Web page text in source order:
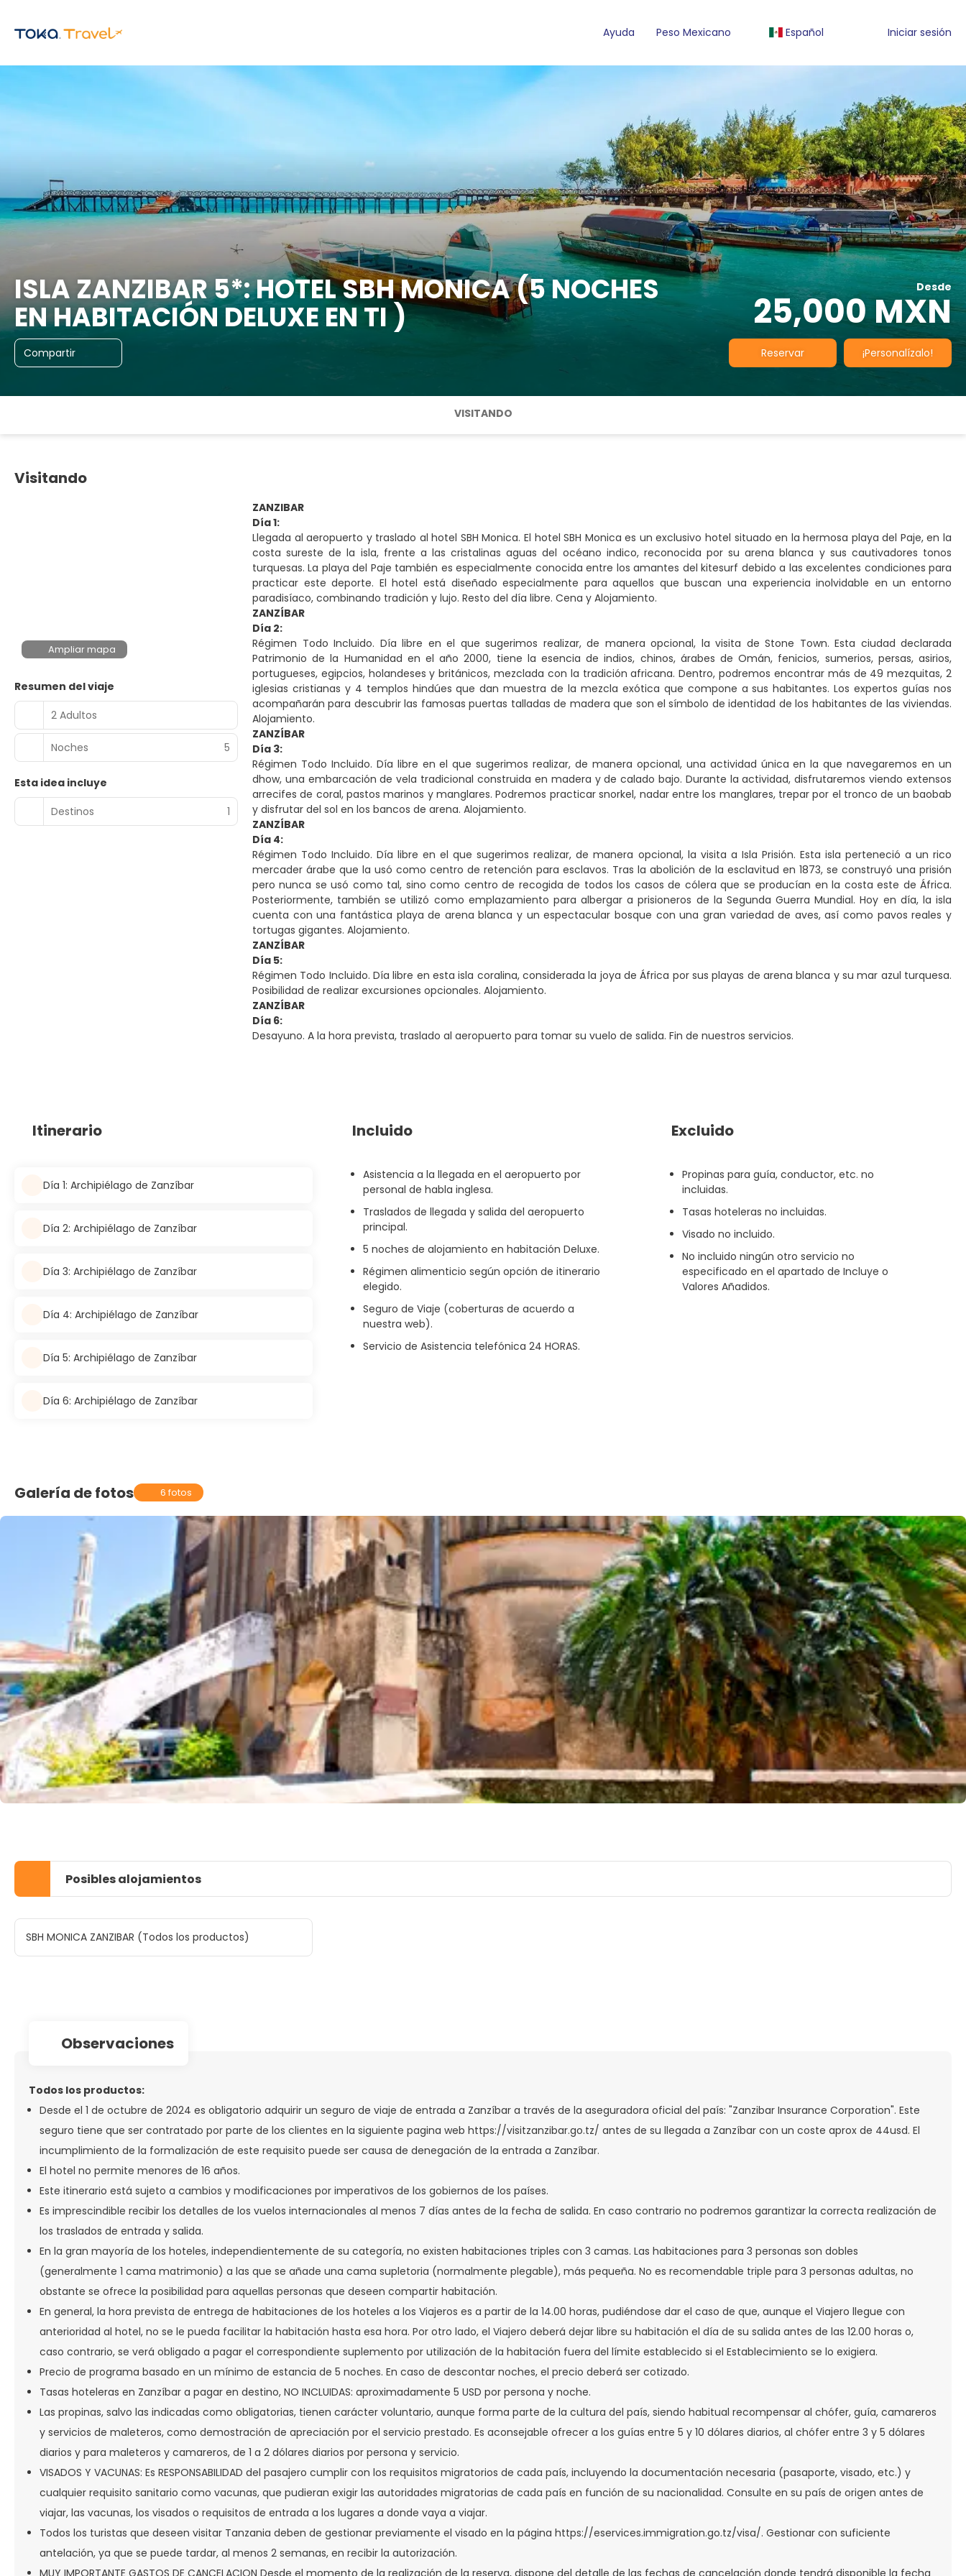
Ayuda Peso Mexicano Español Iniciar sesión
ISLA ZANZIBAR 5*: HOTEL SBH MONICA (5 NOCHES
EN HABITACIÓN DELUXE EN TI )
Desde
25,000 MXN
Compartir Reservar ¡Personalízalo!
VISITANDO
Visitando
Ampliar mapa
Resumen del viaje
2 Adultos
Noches 5
Esta idea incluye
Destinos
1
ZANZIBAR
Día 1:
Llegada al aeropuerto y traslado al hotel SBH Monica. El hotel SBH Monica es un exclusivo hotel situado en la hermosa playa del Paje, en la
costa sureste de la isla, frente a las cristalinas aguas del océano indico, reconocida por su arena blanca y sus cautivadores tonos
turquesas. La playa del Paje también es especialmente conocida entre los amantes del kitesurf debido a las excelentes condiciones para
practicar este deporte. El hotel está diseñado especialmente para aquellos que buscan una experiencia inolvidable en un entorno
paradisíaco, combinando tradición y lujo. Resto del día libre. Cena y Alojamiento.
ZANZÍBAR
Día 2:
Régimen Todo Incluido. Día libre en el que sugerimos realizar, de manera opcional, la visita de Stone Town. Esta ciudad declarada
Patrimonio de la Humanidad en el año 2000, tiene la esencia de indios, chinos, árabes de Omán, fenicios, sumerios, persas, asirios,
portugueses, egipcios, holandeses y británicos, mezclada con la tradición africana. Dentro, podremos encontrar más de 49 mezquitas, 2
iglesias cristianas y 4 templos hindúes que dan muestra de la mezcla exótica que compone a sus habitantes. Los expertos guías nos
acompañarán para descubrir las famosas puertas talladas de madera que son el símbolo de identidad de los habitantes de las viviendas.
Alojamiento.
ZANZÍBAR
Día 3:
Régimen Todo Incluido. Día libre en el que sugerimos realizar, de manera opcional, una actividad única en la que navegaremos en un
dhow, una embarcación de vela tradicional construida en madera y de calado bajo. Durante la actividad, disfrutaremos viendo extensos
arrecifes de coral, pastos marinos y manglares. Podremos practicar snorkel, nadar entre los manglares, trepar por el tronco de un baobab
y disfrutar del sol en los bancos de arena. Alojamiento.
ZANZÍBAR
Día 4:
Régimen Todo Incluido. Día libre en el que sugerimos realizar, de manera opcional, la visita a Isla Prisión. Esta isla perteneció a un rico
mercader árabe que la usó como centro de retención para esclavos. Tras la abolición de la esclavitud en 1873, se construyó una prisión
pero nunca se usó como tal, sino como centro de recogida de todos los casos de cólera que se producían en la costa este de África.
Posteriormente, también se utilizó como emplazamiento para albergar a prisioneros de la Segunda Guerra Mundial. Hoy en día, la isla
cuenta con una fantástica playa de arena blanca y un espectacular bosque con una gran variedad de aves, así como pavos reales y
tortugas gigantes. Alojamiento.
ZANZÍBAR
Día 5:
Régimen Todo Incluido. Día libre en esta isla coralina, considerada la joya de África por sus playas de arena blanca y su mar azul turquesa.
Posibilidad de realizar excursiones opcionales. Alojamiento.
ZANZÍBAR
Día 6:
Desayuno. A la hora prevista, traslado al aeropuerto para tomar su vuelo de salida. Fin de nuestros servicios.
Itinerario
Día 1: Archipiélago de Zanzíbar
Día 2: Archipiélago de Zanzíbar
Día 3: Archipiélago de Zanzíbar
Día 4: Archipiélago de Zanzíbar
Día 5: Archipiélago de Zanzíbar
Día 6: Archipiélago de Zanzíbar
Incluido
Asistencia a la llegada en el aeropuerto por
personal de habla inglesa.
Traslados de llegada y salida del aeropuerto
principal.
5 noches de alojamiento en habitación Deluxe.
Régimen alimenticio según opción de itinerario
elegido.
Seguro de Viaje (coberturas de acuerdo a
nuestra web).
Servicio de Asistencia telefónica 24 HORAS.
Excluido
Propinas para guía, conductor, etc. no
incluidas.
Tasas hoteleras no incluidas.
Visado no incluido.
No incluido ningún otro servicio no
especificado en el apartado de Incluye o
Valores Añadidos.
Galería de fotos 6 fotos
Posibles alojamientos
SBH MONICA ZANZIBAR (Todos los productos)
observaciones
Todos los productos:
Desde el 1 de octubre de 2024 es obligatorio adquirir un seguro de viaje de entrada a Zanzíbar a través de la aseguradora oficial del país: "Zanzibar Insurance Corporation". Este
seguro tiene que ser contratado por parte de los clientes en la siguiente pagina web https://visitzanzibar.go.tz/ antes de su llegada a Zanzíbar con un coste aprox de 44usd. El
incumplimiento de la formalización de este requisito puede ser causa de denegación de la entrada a Zanzíbar.
El hotel no permite menores de 16 años.
Este itinerario está sujeto a cambios y modificaciones por imperativos de los gobiernos de los países.
Es imprescindible recibir los detalles de los vuelos internacionales al menos 7 días antes de la fecha de salida. En caso contrario no podremos garantizar la correcta realización de
los traslados de entrada y salida.
En la gran mayoría de los hoteles, independientemente de su categoría, no existen habitaciones triples con 3 camas. Las habitaciones para 3 personas son dobles
(generalmente 1 cama matrimonio) a las que se añade una cama supletoria (normalmente plegable), más pequeña. No es recomendable triple para 3 personas adultas, no
obstante se ofrece la posibilidad para aquellas personas que deseen compartir habitación.
En general, la hora prevista de entrega de habitaciones de los hoteles a los Viajeros es a partir de la 14.00 horas, pudiéndose dar el caso de que, aunque el Viajero llegue con
anterioridad al hotel, no se le pueda facilitar la habitación hasta esa hora. Por otro lado, el Viajero deberá dejar libre su habitación el día de su salida antes de las 12.00 horas o,
caso contrario, se verá obligado a pagar el correspondiente suplemento por utilización de la habitación fuera del límite establecido si el Establecimiento se lo exigiera.
Precio de programa basado en un mínimo de estancia de 5 noches. En caso de descontar noches, el precio deberá ser cotizado.
Tasas hoteleras en Zanzíbar a pagar en destino, NO INCLUIDAS: aproximadamente 5 USD por persona y noche.
Las propinas, salvo las indicadas como obligatorias, tienen carácter voluntario, aunque forma parte de la cultura del país, siendo habitual recompensar al chófer, guía, camareros
y servicios de maleteros, como demostración de apreciación por el servicio prestado. Es aconsejable ofrecer a los guías entre 5 y 10 dólares diarios, al chófer entre 3 y 5 dólares
diarios y para maleteros y camareros, de 1 a 2 dólares diarios por persona y servicio.
VISADOS Y VACUNAS: Es RESPONSABILIDAD del pasajero cumplir con los requisitos migratorios de cada país, incluyendo la documentación necesaria (pasaporte, visado, etc.) y
cualquier requisito sanitario como vacunas, que pudieran exigir las autoridades migratorias de cada país en función de su nacionalidad. Consulte en su país de origen antes de
viajar, las vacunas, los visados o requisitos de entrada a los lugares a donde vaya a viajar.
Todos los turistas que deseen visitar Tanzania deben de gestionar previamente el visado en la página https://eservices.immigration.go.tz/visa/. Gestionar con suficiente
antelación, ya que se puede tardar, al menos 2 semanas, en recibir la autorización.
MUY IMPORTANTE GASTOS DE CANCELACION Desde el momento de la realización de la reserva, dispone del detalle de las fechas de cancelación donde tendrá disponible la fecha